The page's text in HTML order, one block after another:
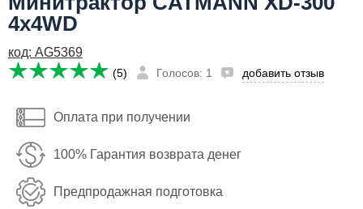
4x4WD
код: AG5369
(5) Голосов: 1 добавить отзыв
Оплата при получении
100% Гарантия возврата денег
Предпродажная подготовка
25,650 бел. руб
Email:
Телефон
Я даю согласие на